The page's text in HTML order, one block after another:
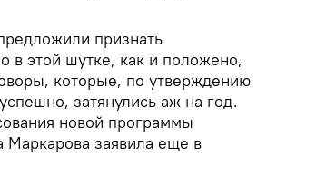
признать
этой шутке, как и положено,
которые, по утверждению
затянулись аж на год.
новой программы
Маркарова заявила еще в